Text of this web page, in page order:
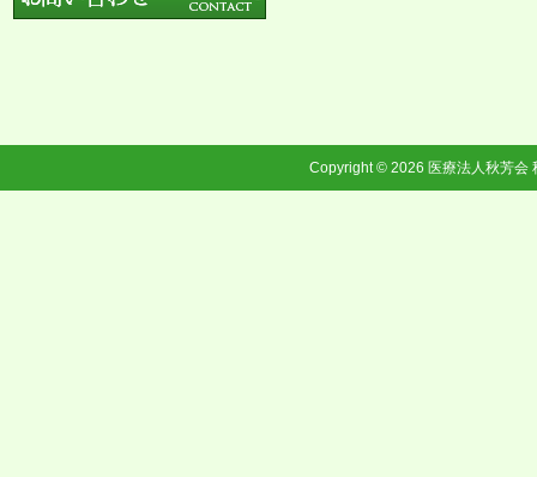
Copyright © 2026 医療法人秋芳会